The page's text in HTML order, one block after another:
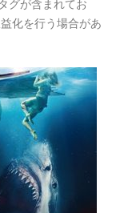
化を行う場合があ